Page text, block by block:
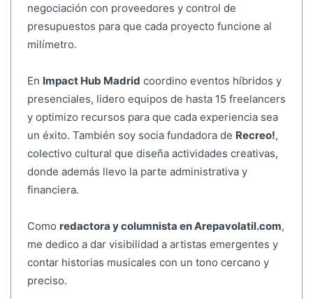
negociación con proveedores y control de
presupuestos para que cada proyecto funcione al
milímetro.
En Impact Hub Madrid coordino eventos híbridos y
presenciales, lidero equipos de hasta 15 freelancers
y optimizo recursos para que cada experiencia sea
un éxito. También soy socia fundadora de Recreo!,
colectivo cultural que diseña actividades creativas,
donde además llevo la parte administrativa y
financiera.
Como redactora y columnista en Arepavolatil.com,
me dedico a dar visibilidad a artistas emergentes y
contar historias musicales con un tono cercano y
preciso.